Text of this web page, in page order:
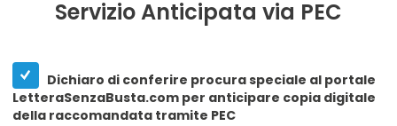
Servizio Anticipata via PEC
Dichiaro di conferire procura speciale al portale
LetteraSenzaBusta.com per anticipare copia digitale
della raccomandata tramite PEC